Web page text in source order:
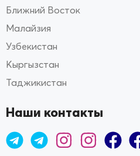
Ближний Восток
Малайзия
Узбекистан
Кыргызстан
Таджикистан
Наши контакты